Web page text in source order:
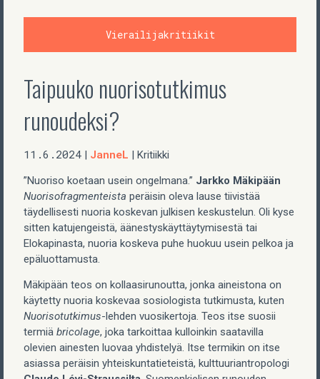
Vierailijakritiikit
Taipuuko nuorisotutkimus
runoudeksi?
11.6.2024 | JanneL | Kritiikki
”Nuoriso koetaan usein ongelmana.” Jarkko Mäkipään
Nuorisofragmenteista peräisin oleva lause tiivistää
täydellisesti nuoria koskevan julkisen keskustelun. Oli kyse
sitten katujengeistä, äänestyskäyttäytymisestä tai
Elokapinasta, nuoria koskeva puhe huokuu usein pelkoa ja
epäluottamusta.
Mäkipään teos on kollaasirunoutta, jonka aineistona on
käytetty nuoria koskevaa sosiologista tutkimusta, kuten
Nuorisotutkimus-lehden vuosikertoja. Teos itse suosii
termiä bricolage, joka tarkoittaa kulloinkin saatavilla
olevien ainesten luovaa yhdistelyä. Itse termikin on itse
asiassa peräisin yhteiskuntatieteistä, kulttuuriantropologi